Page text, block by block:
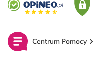
Centrum Pomocy